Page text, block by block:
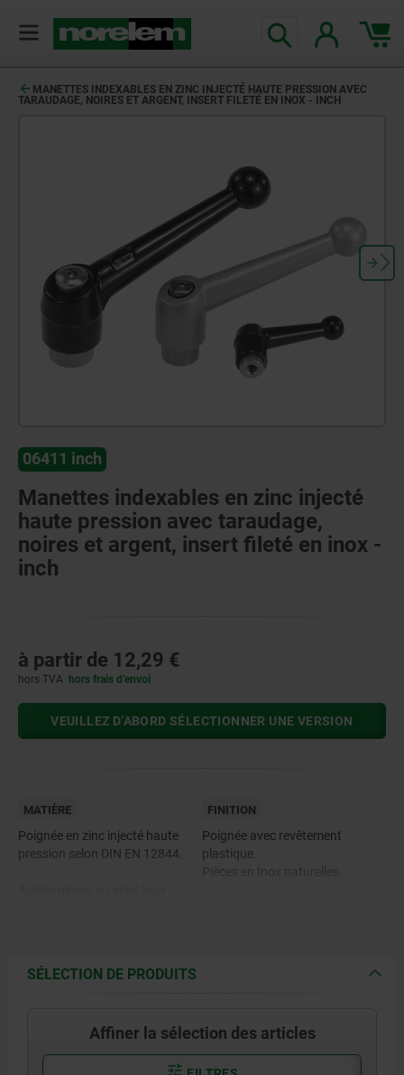
MANETTES INDEXABLES EN ZINC INJECTÉ HAUTE PRESSION AVEC
TARAUDAGE, NOIRES ET ARGENT, INSERT FILETÉ EN INOX - INCH
06411 inch
Manettes indexables en zinc injecté
haute pression avec taraudage,
noires et argent, insert fileté en inox -
inch
à partir de 12,29 €
hors TVA hors frais d’envoi
VEUILLEZ D’ABORD SÉLECTIONNER UNE VERSION
MATIÈRE
Poignée en zinc injecté haute
pression selon DIN EN 12844.
FINITION
Poignée avec revêtement
plastique.
SÉLECTION DE PRODUITS
Affiner la sélection des articles